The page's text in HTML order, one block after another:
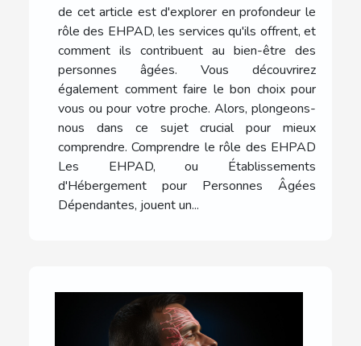
de cet article est d'explorer en profondeur le
rôle des EHPAD, les services qu'ils offrent, et
comment ils contribuent au bien-être des
personnes âgées. Vous découvrirez
également comment faire le bon choix pour
vous ou pour votre proche. Alors, plongeons-
nous dans ce sujet crucial pour mieux
comprendre. Comprendre le rôle des EHPAD
Les EHPAD, ou Établissements
d'Hébergement pour Personnes Âgées
Dépendantes, jouent un...